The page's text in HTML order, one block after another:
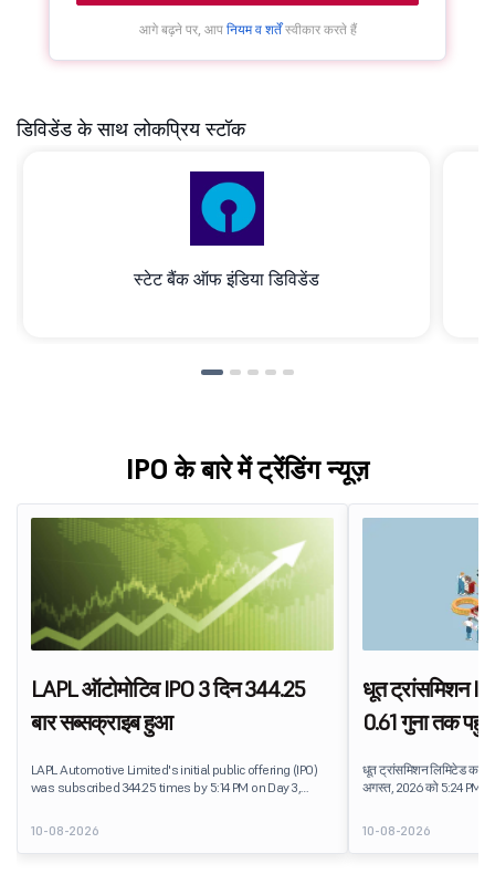
आगे बढ़ने पर, आप नियम व शर्तेंस्वीकार करते हैं
डिविडेंड के साथ लोकप्रिय स्टॉक
स्टेट बैंक ऑफ इंडिया डिविडेंड
IPO के बारे में ट्रेंडिंग न्यूज़
LAPL ऑटोमोटिव IPO 3 दिन 344.25
बार सब्सक्राइब हुआ
LAPL Automotive Limited's initial public offering (IPO)
was subscribed 344.25 times by 5:14 PM on Day 3,
79,06,72,800 shares against 22,96,800 shares available
for subscription. The Non-Institutional Investors (NIIs)
category led the demand with a subscription of 433.25
10-08-2026
धूत ट्रांसमिशन
0.61 गुना तक
धूत ट्रांसमिशन लिमिटेड का
अगस्त, 2026 को 5:24 PM
1,53,54,723 शेयरों के लिए बिड
10-08-2026